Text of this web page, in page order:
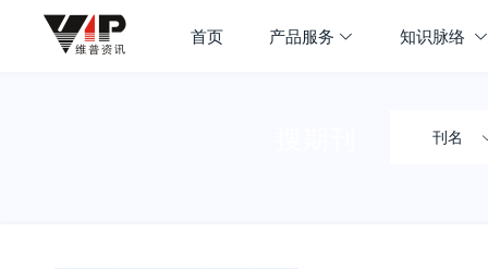
首页 产品服务 知识脉络
刊名